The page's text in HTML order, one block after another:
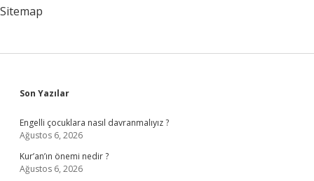
Sitemap
Sidebar
Son Yazılar
Engelli çocuklara nasıl davranmalıyız ?
Ağustos 6, 2026
Kur’an’ın önemi nedir ?
Ağustos 6, 2026